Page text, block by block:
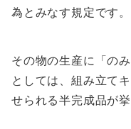
為とみなす規定です。
その物の生産に「の
としては、組み立て
せられる半完成品が挙